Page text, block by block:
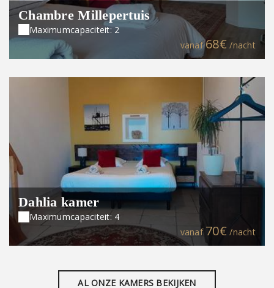
Chambre Millepertuis
Maximumcapaciteit: 2
vanaf68€ /nacht
Dahlia kamer
Maximumcapaciteit: 4
vanaf 70€ /nacht
AL ONZE KAMERS BEKIJKEN